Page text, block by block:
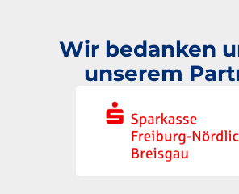
Wir bedanken
unserem